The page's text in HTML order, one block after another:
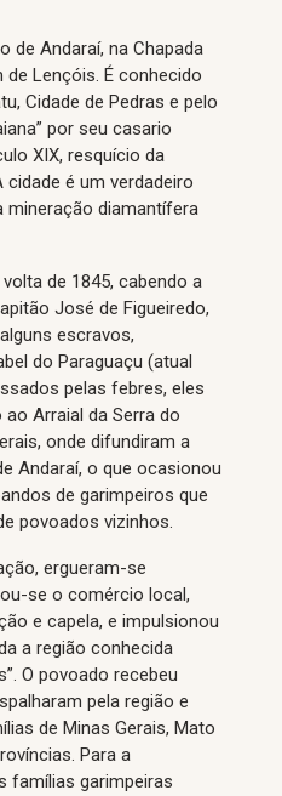
de Andaraí, na Chapada
de Lençóis. É conhecido
Cidade de Pedras e pelo
por seu casario
XIX, resquício da
é um verdadeiro
mineração diamantífera
de 1845, cabendo a
José de Figueiredo,
escravos,
do Paraguaçu (atual
pelas febres, eles
Arraial da Serra do
onde difundiram a
Andaraí, o que ocasionou
de garimpeiros que
povoados vizinhos.
ergueram-se
se o comércio local,
e capela, e impulsionou
a região conhecida
O povoado recebeu
pela região e
de Minas Gerais, Mato
Para a
famílias garimpeiras